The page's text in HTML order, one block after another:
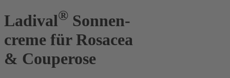
Ladival® Sonnen-
creme für Rosacea
& Couperose